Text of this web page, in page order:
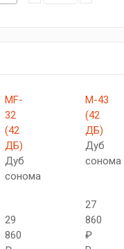
MF-
32
(42
ДБ)
Дуб
сонома
29
860
М-43
(42
ДБ)
Дуб
сонома
27
860
₽